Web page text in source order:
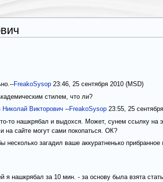
FreakoSysop 23:46, 25 сентября 2010 (MSD)
стилем, что ли?
Викторович --FreakoSysop23:55, 25
то нашкрябал и выдохся. Может, сунем ссылку на
на сайте могут сами покопаться. ОК?
загадил ваше аккуратненько
я нашкрябал за 10 мин. - за основу была взята